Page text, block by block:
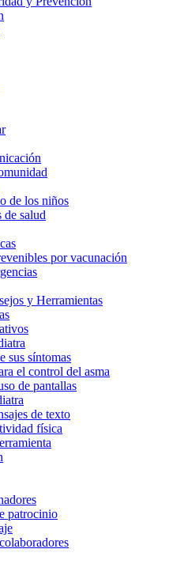
de los niños
de salud
por vacunación
y Herramientas
sus síntomas
el control del asma
de pantallas
de texto
física
patrocinio